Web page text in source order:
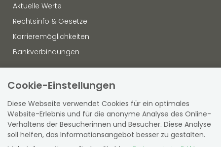
Cookie-Einstellungen
Diese Webseite verwendet Cookies für ein optimales
Website-Erlebnis und für die anonyme Analyse des Online-
Verhaltens der Besucherinnen und Besucher. Diese Analyse
soll helfen, das Informationsangebot besser zu gestalten.
Aktuelle Werte
Rechtsinfo & Gesetze
Karrieremöglichkeiten
Bankverbindungen
OFFENLEGUNG
Hinweisgebersystem
Sitemap